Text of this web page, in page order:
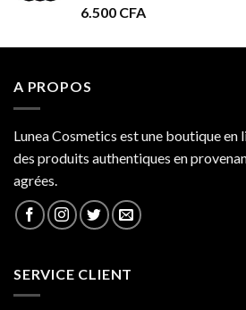
6.500 CFA
A PROPOS
Lunea Cosmetics est une boutique en
des produits authentiques en
agrées.
SERVICE CLIENT